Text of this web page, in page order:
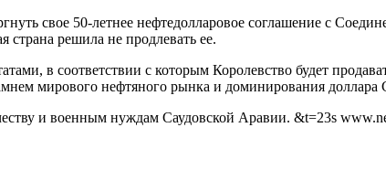
свое 50-летнее нефтедолларовое соглашение с
решила не продлевать ее.
в соответствии с которым Королевство будет
мирового нефтяного рынка и доминирования
и военным нуждам Саудовской Аравии. &t=23s